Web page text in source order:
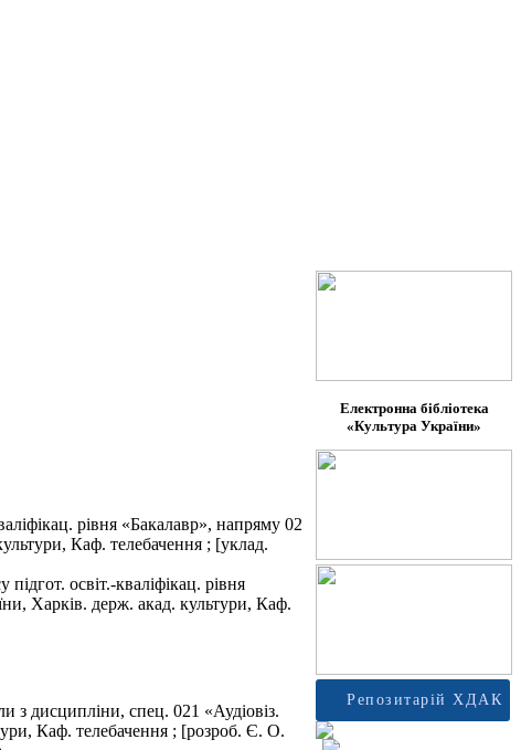
рівня «Бакалавр», напряму 02
Каф. телебачення ; [уклад.
освіт.-кваліфікац. рівня
Харків. держ. акад. культури, Каф.
з дисципліни, спец. 021 «Аудіовіз.
Каф. телебачення ; [розроб. Є. О.
Електронна бібліотека
«Культура України»
Репозитарій ХДАК